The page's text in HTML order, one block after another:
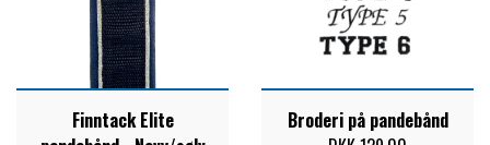
PREMIER EQUINE
RACING TACK
Finntack Elite
Broderi på pandebånd